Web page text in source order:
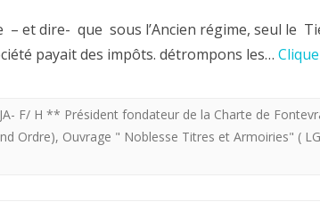
et dire- que sous l’Ancien régime, seul le
payait des impôts. détrompons les…
F/ H ** Président fondateur de la Charte de
Ordre), Ouvrage " Noblesse Titres et Armoiries" (